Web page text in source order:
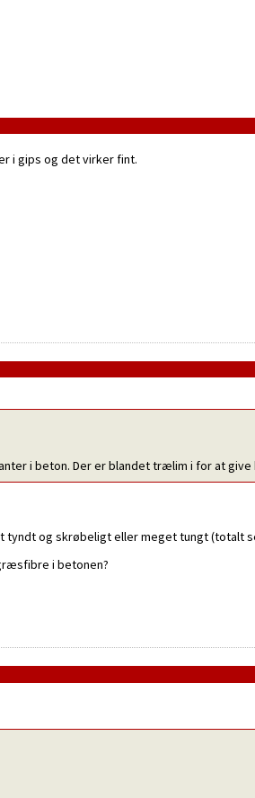
i gips og det virker fint.
i beton. Der er blandet trælim i for at
og skrøbeligt eller meget tungt (totalt
i betonen?